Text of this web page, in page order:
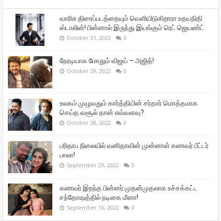
வாரிசு திரைப்படத்தையும் வெளியிடுகிறாரா உதயநிதி
ஸ்டாலின்! பின்னால் இருந்து இயங்கும் ரெட் ஜெயண்ட்
October 31, 2022 0
நேரடியாக மோதும் விஜய் – அஜித்!
October 29, 2022 0
உலகம் முழுவதும் கார்த்தியின் சர்தார் மொத்தமாக
செய்த வசூல் தான் எவ்வளவு?
October 28, 2022 0
பரிதாப நிலையில் வனிதாவின் முன்னாள் கணவர் பீட்டர்
பாலா!
September 29, 2022 0
கணவர் இறந்த பின்னர் முதன்முதலாக உச்சக்கட்ட
சந்தோஷத்தில் நடிகை மீனா!
September 16, 2022 0